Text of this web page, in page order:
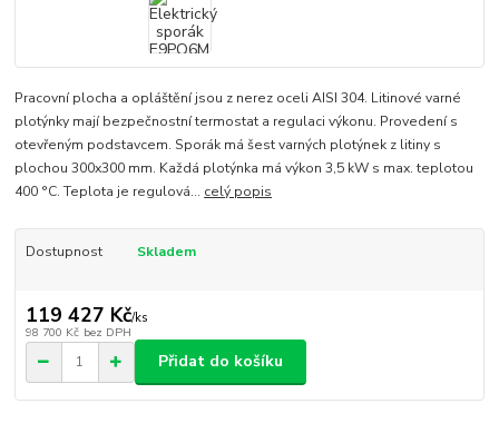
Pracovní plocha a opláštění jsou z nerez oceli AISI 304. Litinové varné
plotýnky mají bezpečnostní termostat a regulaci výkonu. Provedení s
otevřeným podstavcem. Sporák má šest varných plotýnek z litiny s
plochou 300x300 mm. Každá plotýnka má výkon 3,5 kW s max. teplotou
400 °C. Teplota je regulová... celý popis
Dostupnost Skladem
119 427 Kč/ks
98 700 Kč bez DPH
Přidat do košíku